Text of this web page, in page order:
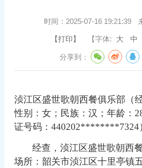
时间： 2025-07-16 19:21:39
【打印】 【字体: 大 中
分享到：
浈江区盛世歌朝西餐俱乐部 （
性别：女； 民族 ： 汉 ； 年龄：
证号码： 440202********7324
经查， 浈江区盛世歌朝西
场所： 韶关市浈江区十里亭镇